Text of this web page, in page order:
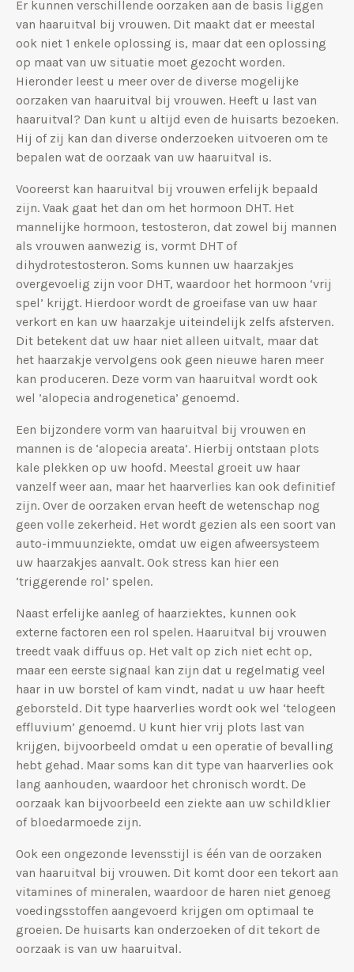
Er kunnen verschillende oorzaken aan de basis liggen
van haaruitval bij vrouwen. Dit maakt dat er meestal
ook niet 1 enkele oplossing is, maar dat een oplossing
op maat van uw situatie moet gezocht worden.
Hieronder leest u meer over de diverse mogelijke
oorzaken van haaruitval bij vrouwen. Heeft u last van
haaruitval? Dan kunt u altijd even de huisarts bezoeken.
Hij of zij kan dan diverse onderzoeken uitvoeren om te
bepalen wat de oorzaak van uw haaruitval is.
Vooreerst kan haaruitval bij vrouwen erfelijk bepaald
zijn. Vaak gaat het dan om het hormoon DHT. Het
mannelijke hormoon, testosteron, dat zowel bij mannen
als vrouwen aanwezig is, vormt DHT of
dihydrotestosteron. Soms kunnen uw haarzakjes
overgevoelig zijn voor DHT, waardoor het hormoon ‘vrij
spel’ krijgt. Hierdoor wordt de groeifase van uw haar
verkort en kan uw haarzakje uiteindelijk zelfs afsterven.
Dit betekent dat uw haar niet alleen uitvalt, maar dat
het haarzakje vervolgens ook geen nieuwe haren meer
kan produceren. Deze vorm van haaruitval wordt ook
wel ’alopecia androgenetica’ genoemd.
Een bijzondere vorm van haaruitval bij vrouwen en
mannen is de ‘alopecia areata’. Hierbij ontstaan plots
kale plekken op uw hoofd. Meestal groeit uw haar
vanzelf weer aan, maar het haarverlies kan ook definitief
zijn. Over de oorzaken ervan heeft de wetenschap nog
geen volle zekerheid. Het wordt gezien als een soort van
auto-immuunziekte, omdat uw eigen afweersysteem
uw haarzakjes aanvalt. Ook stress kan hier een
‘triggerende rol’ spelen.
Naast erfelijke aanleg of haarziektes, kunnen ook
externe factoren een rol spelen. Haaruitval bij vrouwen
treedt vaak diffuus op. Het valt op zich niet echt op,
maar een eerste signaal kan zijn dat u regelmatig veel
haar in uw borstel of kam vindt, nadat u uw haar heeft
geborsteld. Dit type haarverlies wordt ook wel ‘telogeen
effluvium’ genoemd. U kunt hier vrij plots last van
krijgen, bijvoorbeeld omdat u een operatie of bevalling
hebt gehad. Maar soms kan dit type van haarverlies ook
lang aanhouden, waardoor het chronisch wordt. De
oorzaak kan bijvoorbeeld een ziekte aan uw schildklier
of bloedarmoede zijn.
Ook een ongezonde levensstijl is één van de oorzaken
van haaruitval bij vrouwen. Dit komt door een tekort aan
vitamines of mineralen, waardoor de haren niet genoeg
voedingsstoffen aangevoerd krijgen om optimaal te
groeien. De huisarts kan onderzoeken of dit tekort de
oorzaak is van uw haaruitval.